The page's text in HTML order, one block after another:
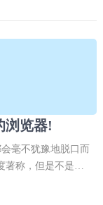
浏览器!
毫不犹豫地脱口而
著称，但是不是
平台上出现了一款